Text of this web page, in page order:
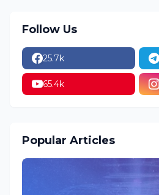
Follow Us
25.7k
65.4k
Popular Articles